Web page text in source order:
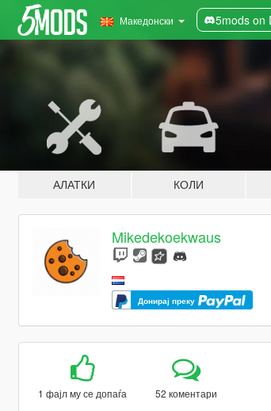
Македонски 5mods on
АЛАТКИ КОЛИ
Mikedekoekwaus
Донирај преку
1 фајл му се допаѓа 52 коментари